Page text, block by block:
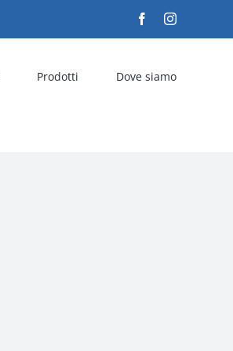
FacebookInstagram
Prodotti Dove siamo